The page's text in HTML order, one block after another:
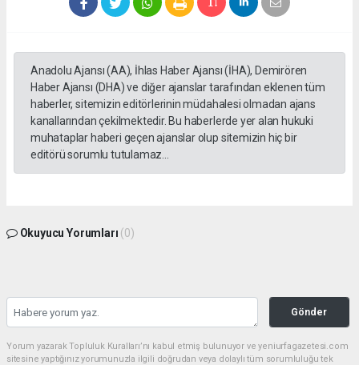
Anadolu Ajansı (AA), İhlas Haber Ajansı (İHA), Demirören
Haber Ajansı (DHA) ve diğer ajanslar tarafından eklenen tüm
haberler, sitemizin editörlerinin müdahalesi olmadan ajans
kanallarından çekilmektedir. Bu haberlerde yer alan hukuki
muhataplar haberi geçen ajanslar olup sitemizin hiç bir
editörü sorumlu tutulamaz...
Okuyucu Yorumları (0)
Gönder
Yorum yazarak Topluluk Kuralları’nı kabul etmiş bulunuyor ve yeniurfagazetesi.com
sitesine yaptığınız yorumunuzla ilgili doğrudan veya dolaylı tüm sorumluluğu tek